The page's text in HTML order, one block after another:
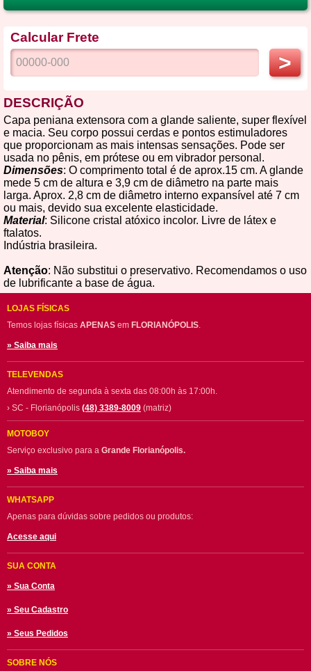
Calcular Frete
>
DESCRIÇÃO
Capa peniana extensora com a glande saliente, super flexível
e macia. Seu corpo possui cerdas e pontos estimuladores
que proporcionam as mais intensas sensações. Pode ser
usada no pênis, em prótese ou em vibrador personal.
Dimensões: O comprimento total é de aprox.15 cm. A glande
mede 5 cm de altura e 3,9 cm de diâmetro na parte mais
larga. Aprox. 2,8 cm de diâmetro interno expansível até 7 cm
ou mais, devido sua excelente elasticidade.
Material: Silicone cristal atóxico incolor. Livre de látex e
ftalatos.
Indústria brasileira.
Atenção: Não substitui o preservativo. Recomendamos o uso
de lubrificante a base de água.
LOJAS FÍSICAS
Temos lojas físicas APENAS em FLORIANÓPOLIS.
» Saiba mais
TELEVENDAS
Atendimento de segunda à sexta das 08:00h às 17:00h.
› SC - Florianópolis (48) 3389-8009 (matriz)
MOTOBOY
Serviço exclusivo para a Grande Florianópolis.
» Saiba mais
WHATSAPP
Apenas para dúvidas sobre pedidos ou produtos:
Acesse aqui
SUA CONTA
» Sua Conta
» Seu Cadastro
» Seus Pedidos
SOBRE NÓS